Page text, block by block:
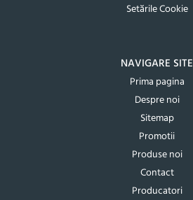
Setările Cookie
NAVIGARE SITE
Prima pagina
Despre noi
Sitemap
Promotii
Produse noi
Contact
Producatori